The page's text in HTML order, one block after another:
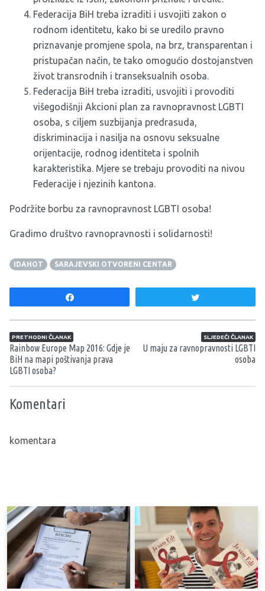
Federacija BiH treba izraditi i usvojiti zakon o
rodnom identitetu, kako bi se uredilo pravno
priznavanje promjene spola, na brz, transparentan i
pristupačan način, te tako omogućio dostojanstven
život transrodnih i transeksualnih osoba.
Federacija BiH treba izraditi, usvojiti i provoditi
višegodišnji Akcioni plan za ravnopravnost LGBTI
osoba, s ciljem suzbijanja predrasuda,
diskriminacija i nasilja na osnovu seksualne
orijentacije, rodnog identiteta i spolnih
karakteristika. Mjere se trebaju provoditi na nivou
Federacije i njezinih kantona.
Podržite borbu za ravnopravnost LGBTI osoba!
Gradimo društvo ravnopravnosti i solidarnosti!
IDAHOT SARAJEVSKI OTVORENI CENTAR
Navigacija članaka
PRETHODNI ČLANAK
Rainbow Europe Map 2016: Gdje je
BiH na mapi poštivanja prava
LGBTI osoba?
SLJEDEĆI ČLANAK
U maju za ravnopravnosti LGBTI
osoba
Komentari
komentara